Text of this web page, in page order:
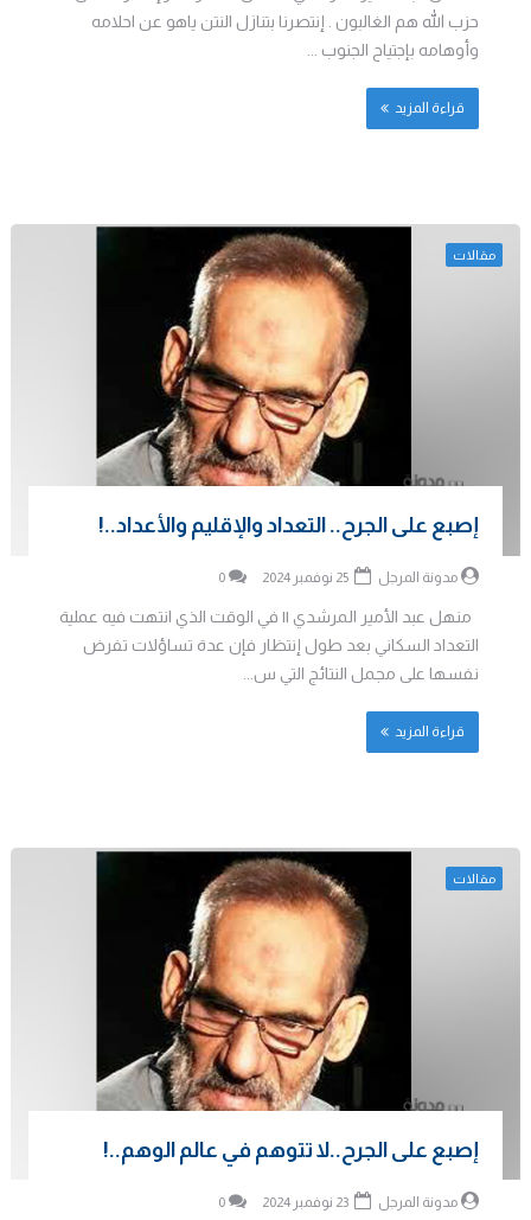
حزب الله هم الغالبون . إنتصرنا بتنازل النتن ياهو عن احلامه
وأوهامه بإجتياح الجنوب ...
قراءة المزيد
مقالات
إصبع على الجرح.. التعداد والإقليم والأعداد..!
مدونة المرجل 0
منهل عبد الأمير المرشدي || في الوقت الذي انتهت فيه عملية
التعداد السكاني بعد طول إنتظار فإن عدة تساؤلات تفرض
نفسها على مجمل النتائج التي س...
قراءة المزيد
مقالات
إصبع على الجرح..لا تتوهم في عالم الوهم..!
مدونة المرجل 0